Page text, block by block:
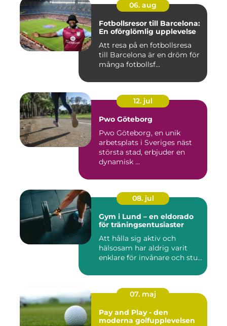
06. aug
Fotbollsresor till Barcelona:
En oförglömlig upplevelse
Att resa på en fotbollsresa
till Barcelona är en dröm för
många fotbollsf...
12. jul
Pwo Göteborg
Pwo Göteborg, en unik
arbetsplats i Sveriges näst
största stad, erbjuder en
dynamisk ...
08. jul
Gym i Lund – en eldorado
för träningsentusiaster
Att hålla sig aktiv och
hälsosam har aldrig varit
enklare för invånare och stu...
07. maj
Pay and Play - den
moderna golfupplevelsen